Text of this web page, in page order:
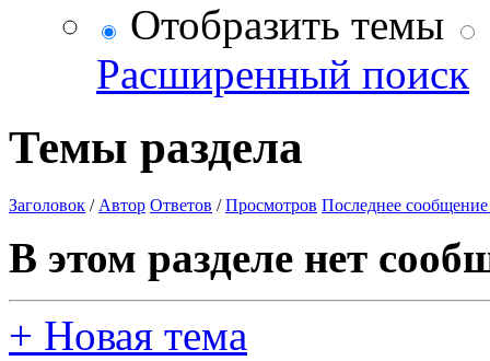
Отобразить темы
Расширенный поиск
Темы раздела
Заголовок / Автор Ответов /Просмотров Последнее сообщение
В этом разделе нет
+ Новая тема